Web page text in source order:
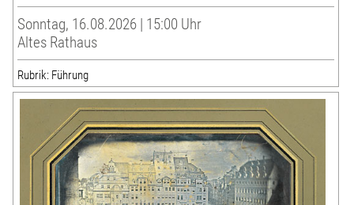
Sonntag, 16.08.2026 | 15:00 Uhr
Altes Rathaus
Rubrik: Führung